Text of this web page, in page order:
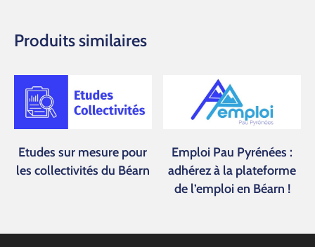
Produits similaires
Etudes sur mesure pour
les collectivités du Béarn
Emploi Pau Pyrénées :
adhérez à la plateforme
de l’emploi en Béarn !